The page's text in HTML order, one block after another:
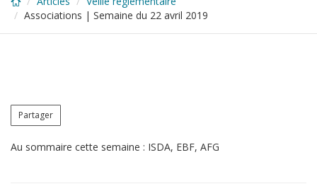
Associations | Semaine du 22 avril 2019
Partager
Au sommaire cette semaine : ISDA, EBF, AFG